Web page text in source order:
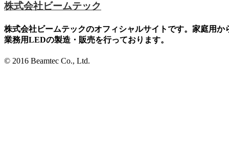
株式会社ビームテック
株式会社ビームテックのオフィシャルサイトです。家庭用か
業務用LEDの製造・販売を行っております。
© 2016 Beamtec Co., Ltd.